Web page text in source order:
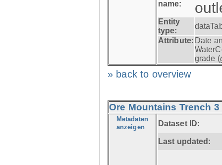
name:
Entity
type:
Attribute: Date
grade (
» back to overview
Ore Mountains Trench
Metadaten
anzeigen Dataset ID:
Last updated: